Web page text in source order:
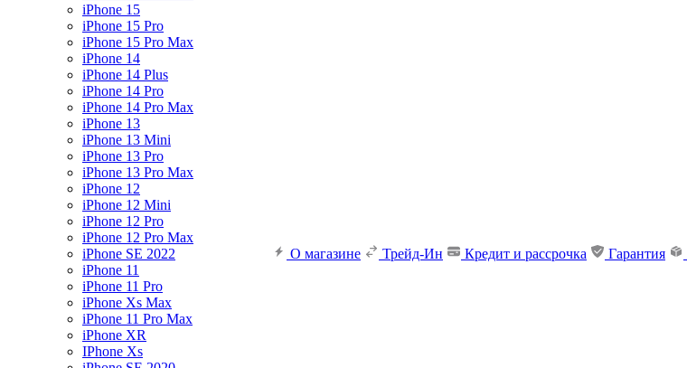
iPhone 15
iPhone 15 Pro
iPhone 15 Pro Max
iPhone 14
iPhone 14 Plus
iPhone 14 Pro
iPhone 14 Pro Max
iPhone 13
iPhone 13 Mini
iPhone 13 Pro
iPhone 13 Pro Max
iPhone 12
iPhone 12 Mini
iPhone 12 Pro
iPhone 12 Pro Max
iPhone SE 2022
iPhone 11
iPhone 11 Pro
iPhone Xs Max
iPhone 11 Pro Max
iPhone XR
IPhone Xs
О магазине Трейд-Ин Кредит и рассрочка Гарантия